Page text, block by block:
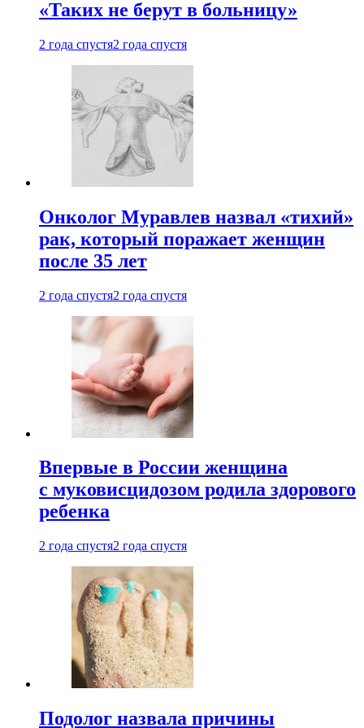
«Таких не берут в больницу»
2 года спустя2 года спустя
Онколог Муравлев назвал «тихий»
рак, который поражает женщин
после 35 лет
2 года спустя2 года спустя
Впервые в России женщина
с муковисцидозом родила здорового
ребенка
2 года спустя2 года спустя
Подолог назвала причины